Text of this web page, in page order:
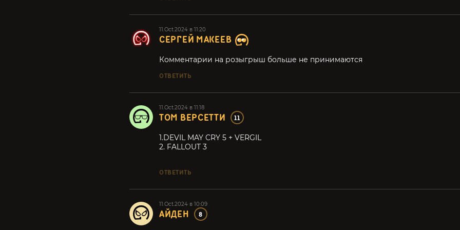
11.Oct.2024 в 11:20
СЕРГЕЙ МАКЕЕВ
Комментарии на розыгрыш больше не принимаются
ОТВЕТИТЬ
11.Oct.2024 в 11:18
ТОМ ВЕРСЕТТИ 11
1.DEVIL MAY CRY 5 + VERGIL
2. FALLOUT 3
ОТВЕТИТЬ
11.Oct.2024 в 10:09
АЙДЕН 8